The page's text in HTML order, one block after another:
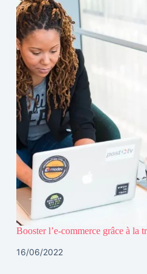
Booster l’e-commerce grâce à la
16/06/2022